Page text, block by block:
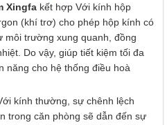
Xingfa kết hợp Với kính hộp
(khí trơ) cho phép hộp kính có
môi trường xung quanh, đồng
Do vậy, giúp tiết kiệm tối đa
năng cho hệ thống điều hoà
kính thường, sự chênh lệch
trong căn phòng sẽ dẫn đến sự